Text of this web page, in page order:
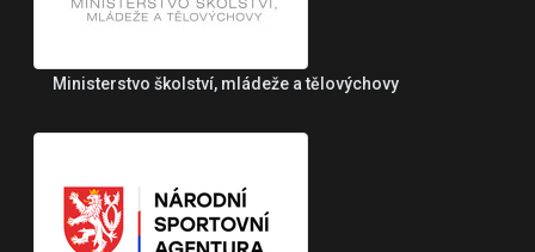
Ministerstvo školství, mládeže a tělovýchovy